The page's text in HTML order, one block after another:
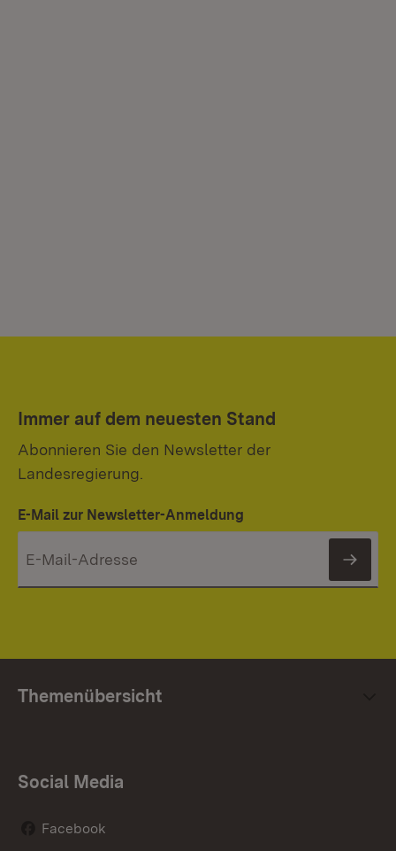
Immer auf dem neuesten Stand
Abonnieren Sie den Newsletter der
Landesregierung.
E-Mail zur Newsletter-Anmeldung
Themenübersicht
Social Media
Facebook